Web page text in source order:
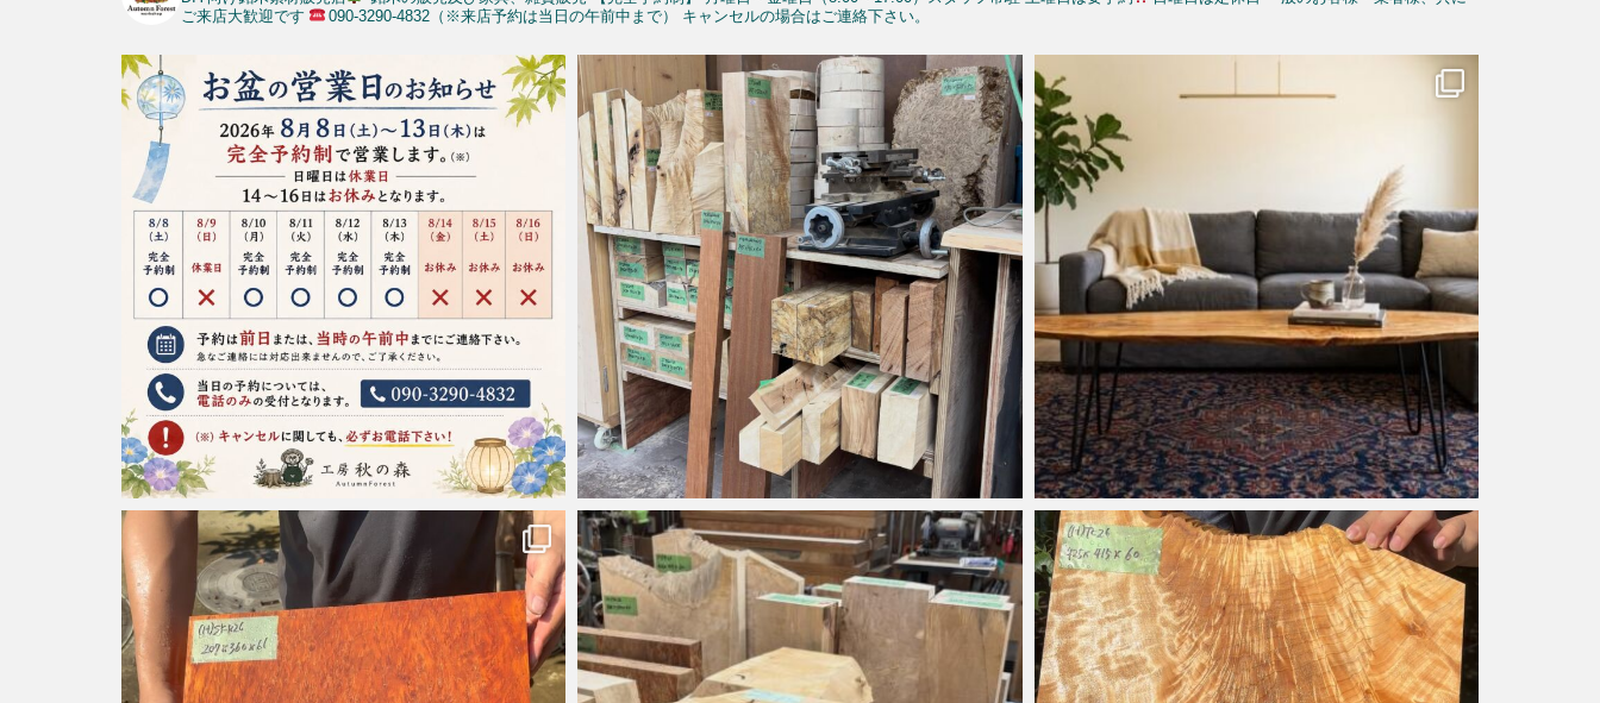
ご来店大歓迎です
090-3290-4832（※来店予約は当日の午前中まで） キャンセルの場合はご連絡下さい。